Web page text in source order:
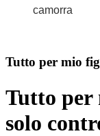
camorra
Tutto per mio
Tutto per
solo